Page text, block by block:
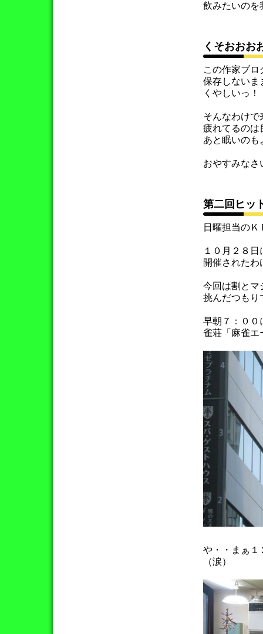
飲みたいのを
くそおお
この作家ブ
保存しないま
くやしいっ！
そんなわけで
疲れてるのは
あと眠いのも
おやすみなさ
第二回ヒッ
日曜担当のＫ
１０月２８
開催された
今回は割とマ
挑んだつも
早朝７：００
雀荘「麻雀エ
や・・まぁ１
（涙）